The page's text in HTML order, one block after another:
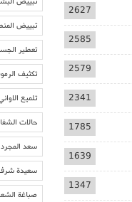
2627
2585
2579
2341
1785
1639
1347
تبييض
تعطير
تكثيف
تلميع
حالات
سعد المجرد
سعيدة
صباغة